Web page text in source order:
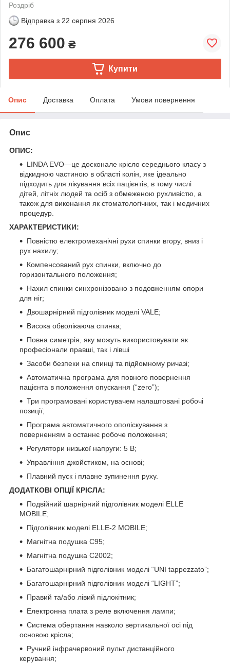
Роздріб
Відправка з 22 серпня 2026
276 600 ₴
Купити
Опис Доставка Оплата Умови повернення
Опис
ОПИС:
LINDA EVO—це досконале крісло середнього класу з
відкидною частиною в області колін, яке ідеально
підходить для лікування всіх пацієнтів, в тому числі
дітей, літніх людей та осіб з обмеженою рухливістю, а
також для виконання як стоматологічних, так і медичних
процедур.
ХАРАКТЕРИСТИКИ:
Повністю електромеханічні рухи спинки вгору, вниз і
рух нахилу;
Компенсований рух спинки, включно до
горизонтального положення;
Нахил спинки синхронізовано з подовженням опори
для ніг;
Двошарнірний підголівник моделі VALE;
Висока обволікаюча спинка;
Повна симетрія, яку можуть використовувати як
професіонали правші, так і лівші
Засоби безпеки на спинці та підйомному ричазі;
Автоматична програма для повного повернення
пацієнта в положення опускання (“zero”);
Три програмовані користувачем налаштовані робочі
позиції;
Програма автоматичного ополіскування з
поверненням в останнє робоче положення;
Регулятори низької напруги: 5 В;
Управління джойстиком, на основі;
Плавний пуск і плавне зупинення руху.
ДОДАТКОВІ ОПЦІЇ КРІСЛА:
Подвійний шарнірний підголівник моделі ELLE
MOBILE;
Підголівник моделі ELLE-2 MOBILE;
Магнітна подушка C95;
Магнітна подушка C2002;
Багатошарнірний підголівник моделі “UNI tappezzato”;
Багатошарнірний підголівник моделі “LIGHT”;
Правий та/або лівий підлокітник;
Електронна плата з реле включення лампи;
Система обертання навколо вертикальної осі під
основою крісла;
Ручний інфрачервоний пульт дистанційного
керування;